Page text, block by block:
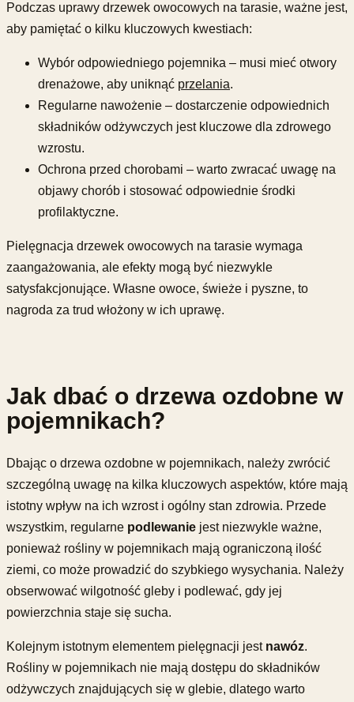
Podczas uprawy drzewek owocowych na tarasie, ważne jest,
aby pamiętać o kilku kluczowych kwestiach:
Wybór odpowiedniego pojemnika – musi mieć otwory
drenażowe, aby uniknąć przelania.
Regularne nawożenie – dostarczenie odpowiednich
składników odżywczych jest kluczowe dla zdrowego
wzrostu.
Ochrona przed chorobami – warto zwracać uwagę na
objawy chorób i stosować odpowiednie środki
profilaktyczne.
Pielęgnacja drzewek owocowych na tarasie wymaga
zaangażowania, ale efekty mogą być niezwykle
satysfakcjonujące. Własne owoce, świeże i pyszne, to
nagroda za trud włożony w ich uprawę.
Jak dbać o drzewa ozdobne w
pojemnikach?
Dbając o drzewa ozdobne w pojemnikach, należy zwrócić
szczególną uwagę na kilka kluczowych aspektów, które mają
istotny wpływ na ich wzrost i ogólny stan zdrowia. Przede
wszystkim, regularne podlewanie jest niezwykle ważne,
ponieważ rośliny w pojemnikach mają ograniczoną ilość
ziemi, co może prowadzić do szybkiego wysychania. Należy
obserwować wilgotność gleby i podlewać, gdy jej
powierzchnia staje się sucha.
Kolejnym istotnym elementem pielęgnacji jest nawóz.
Rośliny w pojemnikach nie mają dostępu do składników
odżywczych znajdujących się w glebie, dlatego warto